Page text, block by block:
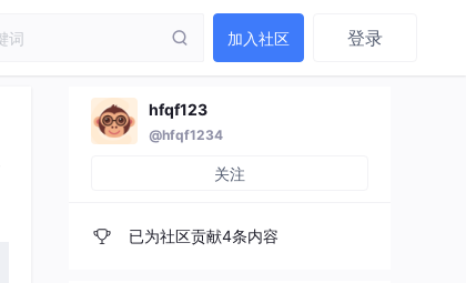
加入社区 登录
hfqf123
@hfqf1234
关注
已为社区贡献4条内容